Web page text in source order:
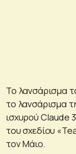
Το λανσάρισμα
το λανσάρισμα
ισχυρού Claude
του σχεδίου
τον Μάιο.